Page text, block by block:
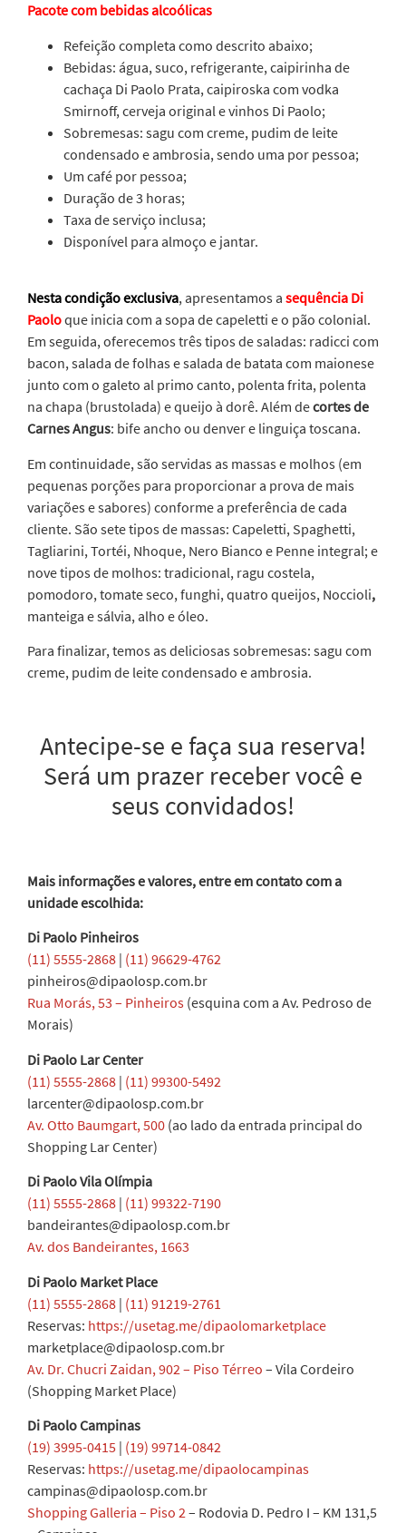
Pacote com bebidas alcoólicas
Refeição completa como descrito abaixo;
Bebidas: água, suco, refrigerante, caipirinha de
cachaça Di Paolo Prata, caipiroska com vodka
Smirnoff, cerveja original e vinhos Di Paolo;
Sobremesas: sagu com creme, pudim de leite
condensado e ambrosia, sendo uma por pessoa;
Um café por pessoa;
Duração de 3 horas;
Taxa de serviço inclusa;
Disponível para almoço e jantar.
Nesta condição exclusiva, apresentamos a sequência Di
Paoloque inicia com a sopa de capeletti e o pão colonial.
Em seguida, oferecemos três tipos de saladas: radicci com
bacon, salada de folhas e salada de batata com maionese
junto com o galeto al primo canto, polenta frita, polenta
na chapa (brustolada) e queijo à dorê. Além decortes de
Carnes Angus: bife ancho ou denver e linguiça toscana.
Em continuidade, são servidas as massas e molhos (em
pequenas porções para proporcionar a prova de mais
variações e sabores) conforme a preferência de cada
cliente. São sete tipos de massas: Capeletti, Spaghetti,
Tagliarini, Tortéi, Nhoque, Nero Bianco e Penne integral; e
nove tipos de molhos: tradicional, ragu costela,
pomodoro, tomate seco, funghi, quatro queijos, Noccioli,
manteiga e sálvia, alho e óleo.
Para finalizar, temos as deliciosas sobremesas: sagu com
creme, pudim de leite condensado e ambrosia.
Antecipe-se e faça sua reserva!
Será um prazer receber você e
seus convidados!
Mais informações e valores, entre em contato com a
unidade escolhida:
Di Paolo Pinheiros
(11) 5555-2868 | (11) 96629-4762
pinheiros@dipaolosp.com.br
Rua Morás, 53 – Pinheiros (esquina com a Av. Pedroso de
Morais)
Di Paolo Lar Center
(11) 5555-2868 | (11) 99300-5492
larcenter@dipaolosp.com.br
Av. Otto Baumgart, 500 (ao lado da entrada principal do
Shopping Lar Center)
Di Paolo Vila Olímpia
(11) 5555-2868 | (11) 99322-7190
bandeirantes@dipaolosp.com.br
Av. dos Bandeirantes, 1663
Di Paolo Market Place
(11) 5555-2868 | (11) 91219-2761
Reservas: https://usetag.me/dipaolomarketplace
marketplace@dipaolosp.com.br
Av. Dr. Chucri Zaidan, 902 – Piso Térreo – Vila Cordeiro
(Shopping Market Place)
Di Paolo Campinas
(19) 3995-0415 | (19) 99714-0842
Reservas: https://usetag.me/dipaolocampinas
campinas@dipaolosp.com.br
Shopping Galleria – Piso 2– Rodovia D. Pedro I – KM 131,5